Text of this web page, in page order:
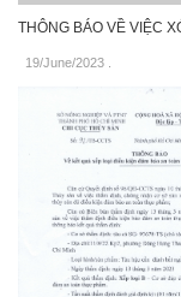
THÔNG BÁO VỀ VIỆC
19/June/2023